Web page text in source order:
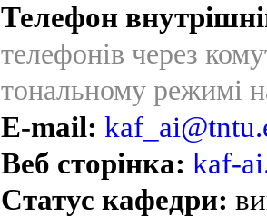
Телефон
телефонів через
тональному режимі
E-mail:
Веб сторінка: kaf-
Статус кафедри: